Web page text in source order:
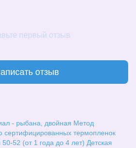
первый отзыв
отзыв
- рыбана, двойная Метод
термопленок
52 (от 1 года до 4 лет) Детская